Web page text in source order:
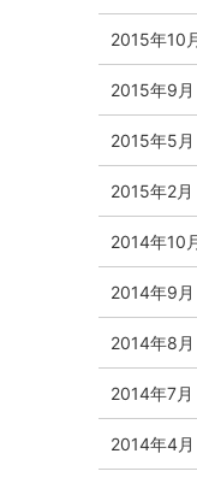
2015年10
2015年9月
2015年5月
2015年2月
2014年10
2014年9月
2014年8月
2014年7月
2014年4月